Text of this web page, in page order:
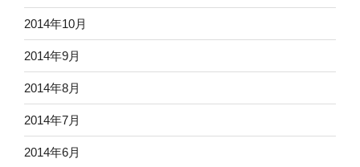
2014年10月
2014年9月
2014年8月
2014年7月
2014年6月